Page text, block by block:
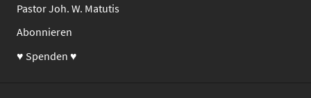
Pastor Joh. W. Matutis
Abonnieren
♥ Spenden ♥